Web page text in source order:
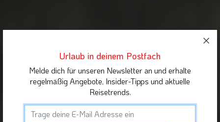
Urlaub in deinem Postfach
Melde dich für unseren Newsletter an und erhalte
regelmäßig Angebote, Insider-Tipps und aktuelle
Reisetrends.